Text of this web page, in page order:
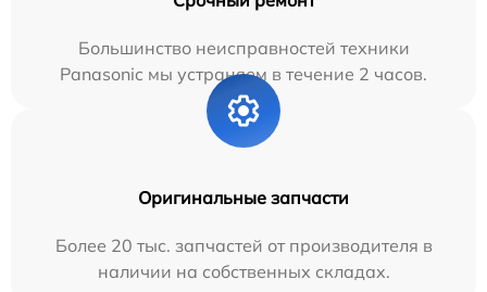
Большинство неисправностей техники
Panasonic мы устраняем в течение 2 часов.
Оригинальные запчасти
Более 20 тыс. запчастей от производителя в
наличии на собственных складах.